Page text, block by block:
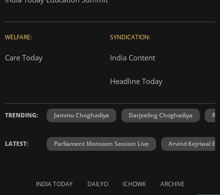
WELFARE:
Care Today
SYNDICATION:
India Content
Headline Today
TRENDING: Jammu Choghadiya Darjeeling Choghadiya
LATEST: Parliament Monsoon Session Live Arvind Kejriwal
INDIA TODAY DAILYO ICHOWK ARCHIVE